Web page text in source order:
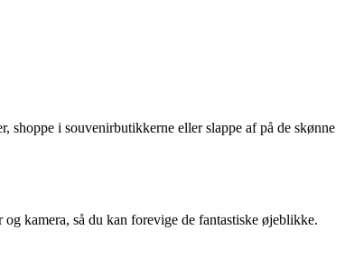
shoppe i souvenirbutikkerne eller slappe af på de skønne
kamera, så du kan forevige de fantastiske øjeblikke.